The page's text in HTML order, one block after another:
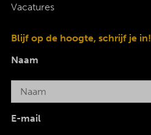
Vacatures
Blijf op de hoogte, schrijf je in!
Naam
E-mail